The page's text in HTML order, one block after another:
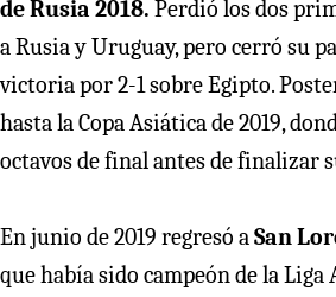
de Rusia 2018. Perdió los dos
a Rusia y Uruguay, pero cerró su
victoria por 2-1 sobre Egipto.
hasta la Copa Asiática de 2019,
octavos de final antes de finalizar
En junio de 2019 regresó aSan
que había sido campeón de la Liga